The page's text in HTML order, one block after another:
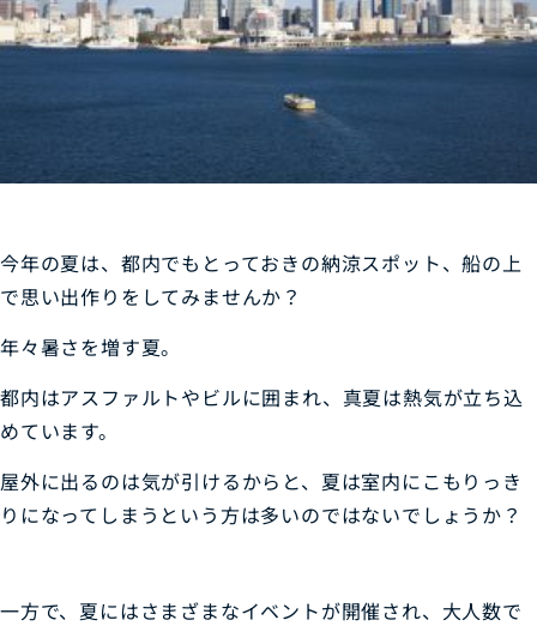
今年の夏は、都内でもとっておきの納涼スポット、船の上
で思い出作りをしてみませんか？
年々暑さを増す夏。
都内はアスファルトやビルに囲まれ、真夏は熱気が立ち込
めています。
屋外に出るのは気が引けるからと、夏は室内にこもりっき
りになってしまうという方は多いのではないでしょうか？
一方で、夏にはさまざまなイベントが開催され、大人数で